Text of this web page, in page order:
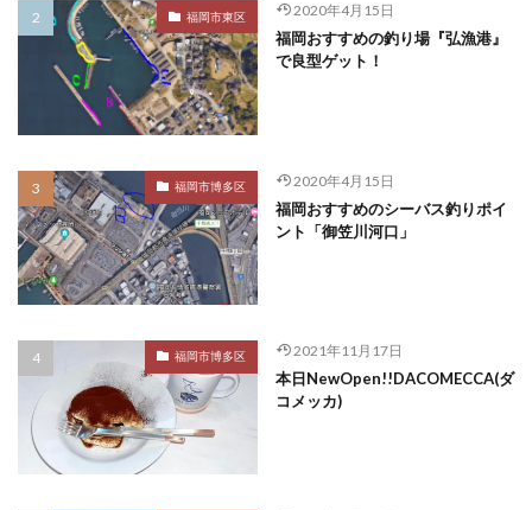
福岡市東区 2020年4月15日
福岡おすすめの釣り場『弘漁港』
で良型ゲット！
福岡市博多区 2020年4月15日
福岡おすすめのシーバス釣りポイ
ント「御笠川河口」
福岡市博多区 2021年11月17日
本日NewOpen!!DACOMECCA(ダ
コメッカ)